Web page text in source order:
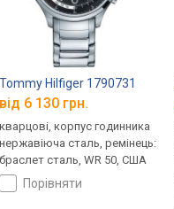
Tommy Hilfiger 1790731
від 6 130 грн.
кварцові, корпус годинника
нержавіюча сталь, ремінець:
браслет сталь, WR 50, США
порівняти